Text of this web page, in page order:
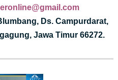
Ds. Campurdarat,
Jawa Timur 66272.